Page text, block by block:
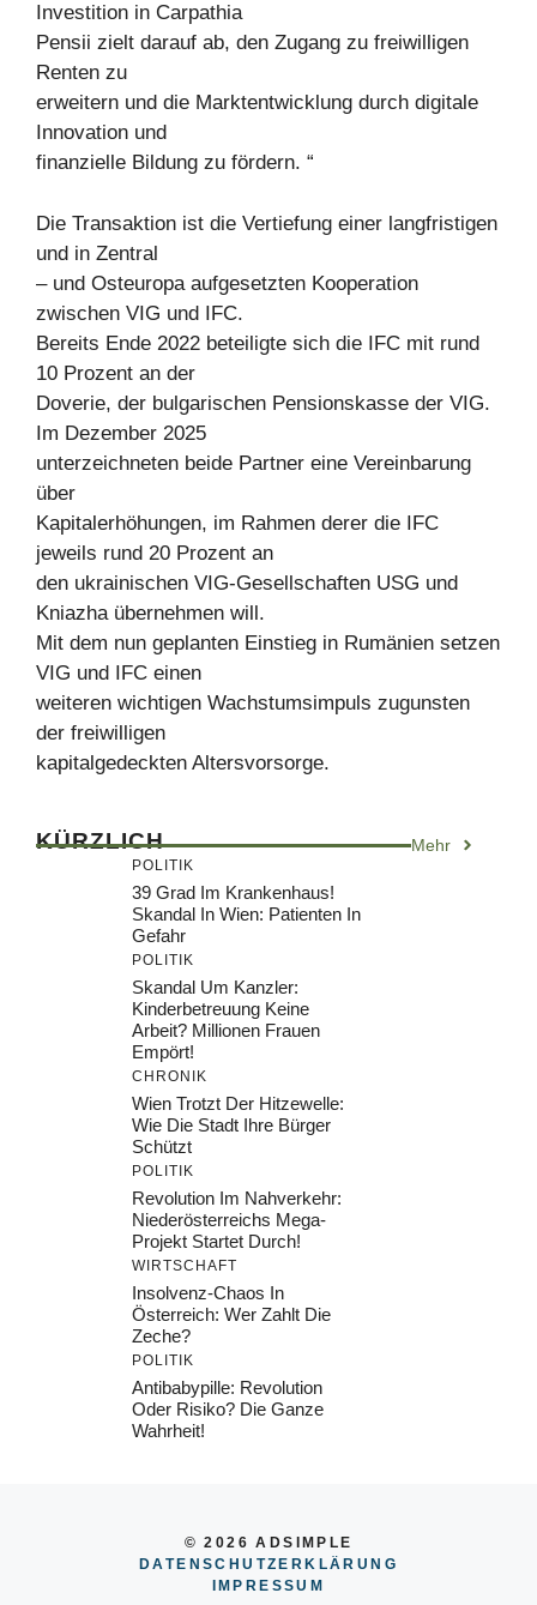
Investition in Carpathia
Pensii zielt darauf ab, den Zugang zu freiwilligen
Renten zu
erweitern und die Marktentwicklung durch digitale
Innovation und
finanzielle Bildung zu fördern. “
Die Transaktion ist die Vertiefung einer langfristigen
und in Zentral
– und Osteuropa aufgesetzten Kooperation
zwischen VIG und IFC.
Bereits Ende 2022 beteiligte sich die IFC mit rund
10 Prozent an der
Doverie, der bulgarischen Pensionskasse der VIG.
Im Dezember 2025
unterzeichneten beide Partner eine Vereinbarung
über
Kapitalerhöhungen, im Rahmen derer die IFC
jeweils rund 20 Prozent an
den ukrainischen VIG-Gesellschaften USG und
Kniazha übernehmen will.
Mit dem nun geplanten Einstieg in Rumänien setzen
VIG und IFC einen
weiteren wichtigen Wachstumsimpuls zugunsten
der freiwilligen
kapitalgedeckten Altersvorsorge.
KÜRZLICH Mehr
POLITIK
39 Grad Im Krankenhaus!
Skandal In Wien: Patienten In
Gefahr
POLITIK
Skandal Um Kanzler:
Kinderbetreuung Keine
Arbeit? Millionen Frauen
Empört!
CHRONIK
Wien Trotzt Der Hitzewelle:
Wie Die Stadt Ihre Bürger
Schützt
POLITIK
Revolution Im Nahverkehr:
Niederösterreichs Mega-
Projekt Startet Durch!
WIRTSCHAFT
Insolvenz-Chaos In
Österreich: Wer Zahlt Die
Zeche?
POLITIK
Antibabypille: Revolution
Oder Risiko? Die Ganze
Wahrheit!
© 2026 ADSIMPLE
DATENSCHUTZERKLÄRUNG
IMPRESSU M